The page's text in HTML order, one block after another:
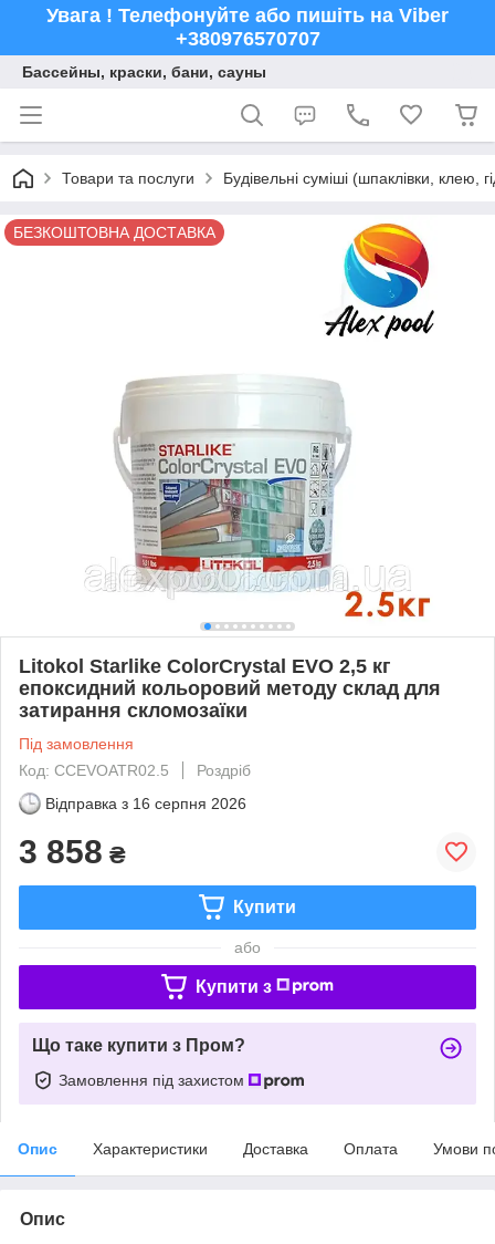
Увага ! Телефонуйте або пишіть на Viber
+380976570707
Бассейны, краски, бани, сауны
Товари та послуги Будівельні суміші (шпаклівки, клею,
БЕЗКОШТОВНА ДОСТАВКА
Litokol Starlike ColorCrystal EVO 2,5 кг
епоксидний кольоровий методу склад для
затирання скломозаїки
Під замовлення
Код: CCEVOATR02.5
Роздріб
Відправка з 16 серпня 2026
3 858 ₴
Купити
або
Купити з
Що таке купити з Пром?
Замовлення під захистом
Опис Характеристики Доставка Оплата Умови
Опис